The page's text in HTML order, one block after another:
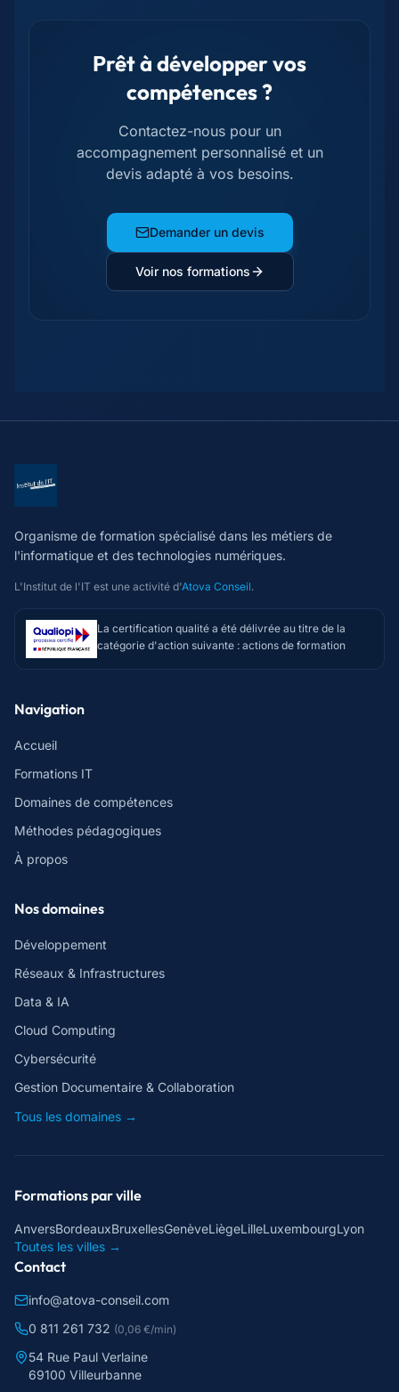
Prêt à développer vos
compétences ?
Contactez-nous pour un
accompagnement personnalisé et un
devis adapté à vos besoins.
Demander un devis
Voir nos formations
Organisme de formation spécialisé dans les métiers de
l'informatique et des technologies numériques.
L'Institut de l'IT est une activité d'Atova Conseil.
La certification qualité a été délivrée au titre de la
catégorie d'action suivante : actions de formation
Navigation
Accueil
Formations IT
Domaines de compétences
Méthodes pédagogiques
À propos
Nos domaines
Développement
Réseaux & Infrastructures
Data & IA
Cloud Computing
Cybersécurité
Gestion Documentaire & Collaboration
Tous les domaines →
Formations par ville
AnversBordeauxBruxellesGenèveLiègeLilleLuxembourgLyon
Toutes les villes →
Contact
info@atova-conseil.com
0 811 261 732 (0,06 €/min)
54 Rue Paul Verlaine
69100 Villeurbanne